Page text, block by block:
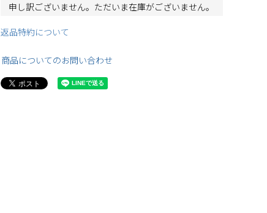
申し訳ございません。ただいま在庫がございません。
返品特約について
商品についてのお問い合わせ